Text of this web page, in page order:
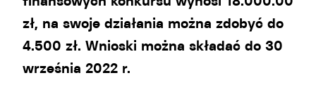
zł, na swoje działania można zdobyć do
4.500 zł. Wnioski można składać do 30
września 2022 r.